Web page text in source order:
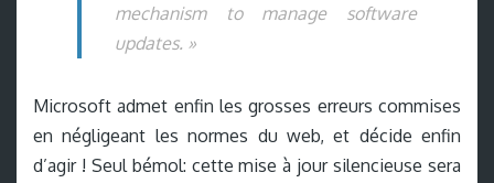
mechanism to manage software
updates. »
Microsoft admet enfin les grosses erreurs commises
en négligeant les normes du web, et décide enfin
d’agir ! Seul bémol: cette mise à jour silencieuse sera